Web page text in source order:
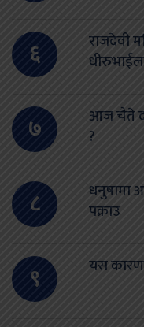
६
राजदेवी
७
आज चैते
?
८
धनुषामा
पक्राउ
९ यस कारण